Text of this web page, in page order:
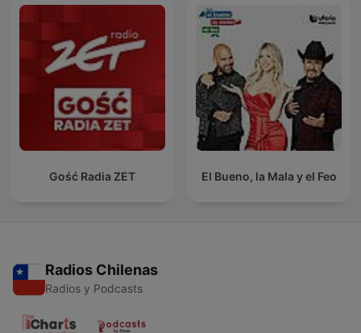
Gość Radia ZET El Bueno, la Mala y el Feo
Radios Chilenas
Radios y Podcasts